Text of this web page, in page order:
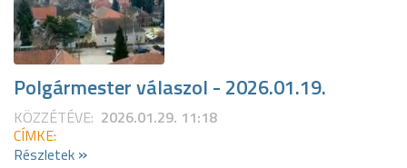
Polgármester válaszol - 2026.01.19.
KÖZZÉTÉVE: 2026.01.29. 11:18
CÍMKE:
Részletek »